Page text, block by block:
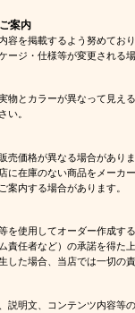
案内
容を掲載するよう努めてお
ージ・仕様等が変更される
物とカラーが異なって見え
い。
売価格が異なる場合があり
に在庫のない商品をメーカ
案内する場合があります。
を使用してオーダー作成す
責任者など）の承諾を得た
した場合、当店では一切の
説明文、コンテンツ内容等